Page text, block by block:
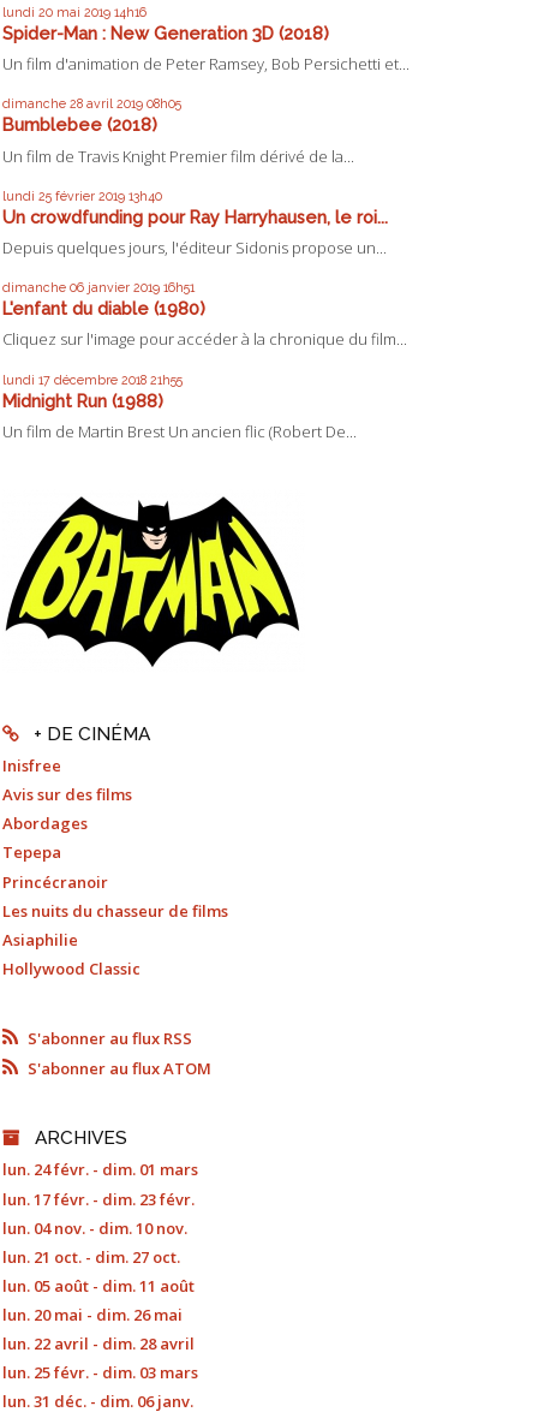
lundi 20 mai 2019 14h16
Spider-Man : New Generation 3D (2018)
Un film d'animation de Peter Ramsey, Bob Persichetti et...
dimanche 28 avril 2019 08h05
Bumblebee (2018)
Un film de Travis Knight Premier film dérivé de la...
lundi 25 février 2019 13h40
Un crowdfunding pour Ray Harryhausen, le roi...
Depuis quelques jours, l'éditeur Sidonis propose un...
dimanche 06 janvier 2019 16h51
L'enfant du diable (1980)
Cliquez sur l'image pour accéder à la chronique du film...
lundi 17 décembre 2018 21h55
Midnight Run (1988)
Un film de Martin Brest Un ancien flic (Robert De...
+ DE CINÉMA
Inisfree
Avis sur des films
Abordages
Tepepa
Princécranoir
Les nuits du chasseur de films
Asiaphilie
Hollywood Classic
S'abonner au flux RSS
S'abonner au flux ATOM
ARCHIVES
lun. 24 févr. - dim. 01 mars
lun. 17 févr. - dim. 23 févr.
lun. 04 nov. - dim. 10 nov.
lun. 21 oct. - dim. 27 oct.
lun. 05 août - dim. 11 août
lun. 20 mai - dim. 26 mai
lun. 22 avril - dim. 28 avril
lun. 25 févr. - dim. 03 mars
lun. 31 déc. - dim. 06 janv.